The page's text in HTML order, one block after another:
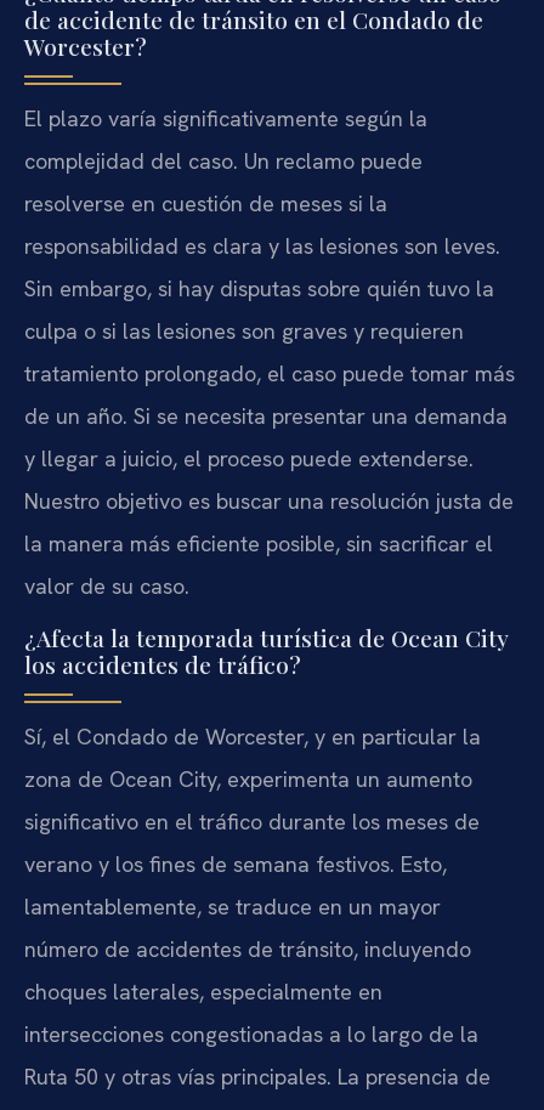
de accidente de tránsito en el Condado de
Worcester?
El plazo varía significativamente según la
complejidad del caso. Un reclamo puede
resolverse en cuestión de meses si la
responsabilidad es clara y las lesiones son leves.
Sin embargo, si hay disputas sobre quién tuvo la
culpa o si las lesiones son graves y requieren
tratamiento prolongado, el caso puede tomar más
de un año. Si se necesita presentar una demanda
y llegar a juicio, el proceso puede extenderse.
Nuestro objetivo es buscar una resolución justa de
la manera más eficiente posible, sin sacrificar el
valor de su caso.
¿Afecta la temporada turística de Ocean City
los accidentes de tráfico?
Sí, el Condado de Worcester, y en particular la
zona de Ocean City, experimenta un aumento
significativo en el tráfico durante los meses de
verano y los fines de semana festivos. Esto,
lamentablemente, se traduce en un mayor
número de accidentes de tránsito, incluyendo
choques laterales, especialmente en
intersecciones congestionadas a lo largo de la
Ruta 50 y otras vías principales. La presencia de